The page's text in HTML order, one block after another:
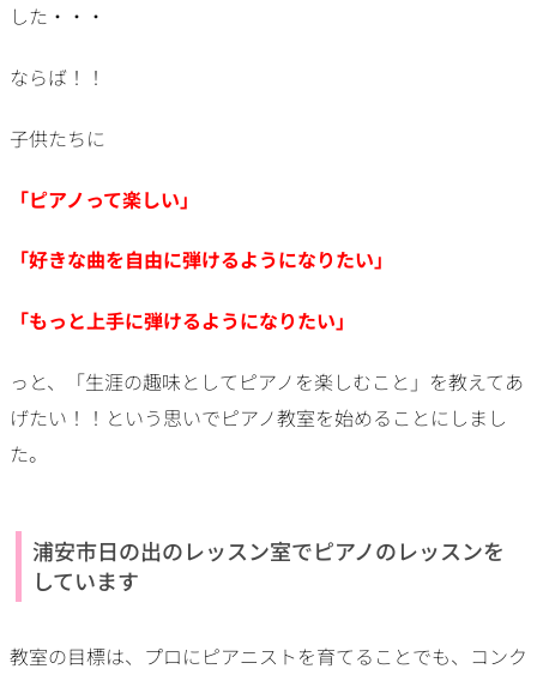
した・・・
ならば！！
子供たちに
「ピアノって楽しい」
「好きな曲を自由に弾けるようになりたい」
「もっと上手に弾けるようになりたい」
っと、「生涯の趣味としてピアノを楽しむこと」を教えてあ
げたい！！という思いでピアノ教室を始めることにしまし
た。
浦安市日の出のレッスン室でピアノのレッスンを
しています
教室の目標は、プロにピアニストを育てることでも、コンク